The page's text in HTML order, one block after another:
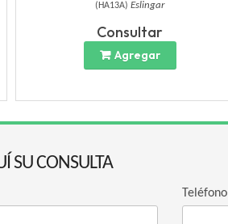
( HA13A) Eslingar
Consultar
Agregar
SU CONSULTA
Teléfono